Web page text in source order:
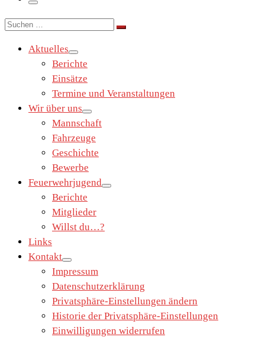
Menü
Suche
Suchen …
Aktuelles
Berichte
Einsätze
Termine und Veranstaltungen
Wir über uns
Mannschaft
Fahrzeuge
Geschichte
Bewerbe
Feuerwehrjugend
Berichte
Mitglieder
Willst du…?
Links
Kontakt
Impressum
Datenschutzerklärung
Privatsphäre-Einstellungen ändern
Historie der Privatsphäre-Einstellungen
Einwilligungen widerrufen